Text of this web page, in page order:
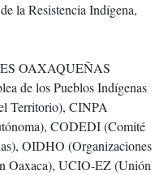
la Resistencia Indígena,
OAXAQUEÑAS
de los Pueblos Indígenas
Territorio), CINPA
CODEDI (Comité
OIDHO (Organizaciones
Oaxaca), UCIO-EZ (Unión